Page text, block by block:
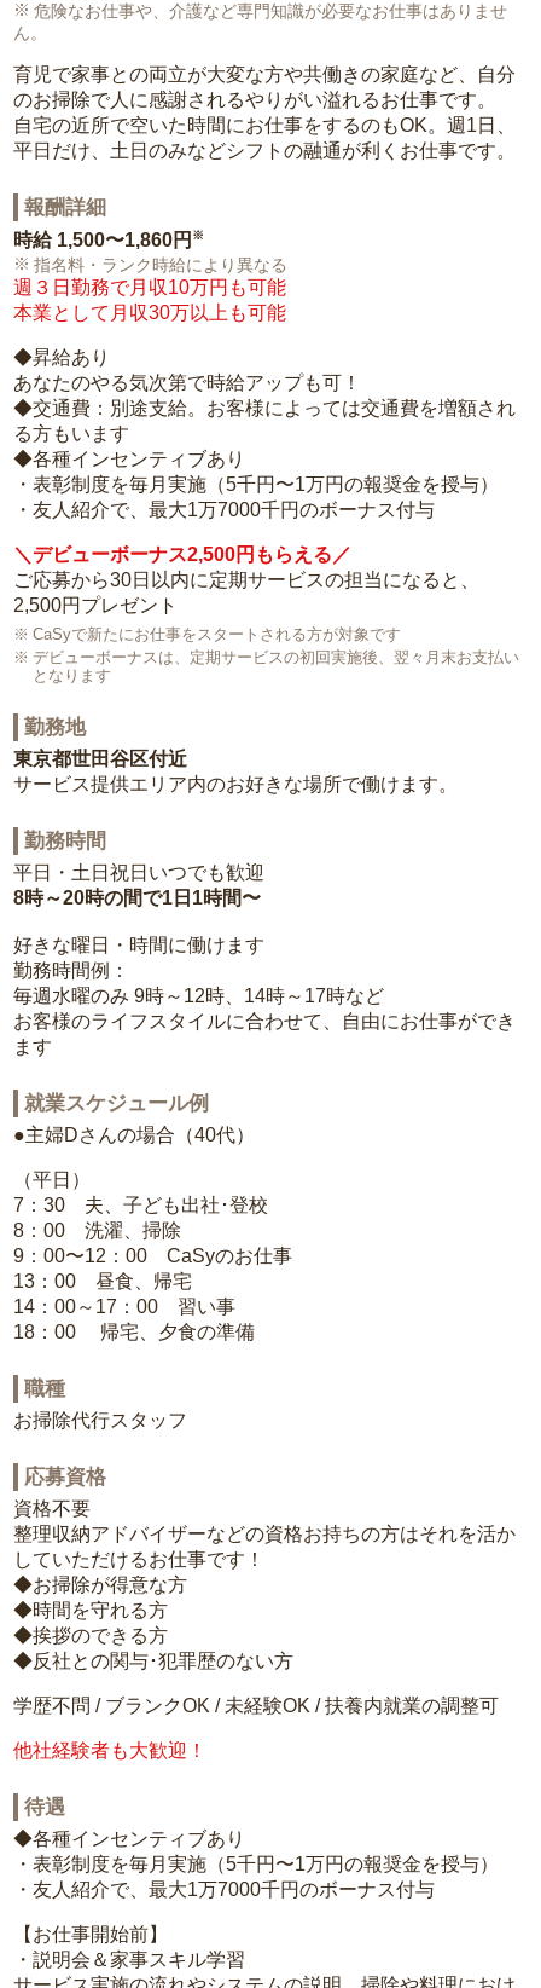
危険なお仕事や、介護など専門知識が必要なお仕事はありませ
ん。
育児で家事との両立が大変な方や共働きの家庭など、自分
のお掃除で人に感謝されるやりがい溢れるお仕事です。
自宅の近所で空いた時間にお仕事をするのもOK。週1日、
平日だけ、土日のみなどシフトの融通が利くお仕事です。
報酬詳細
時給 1,500〜1,860円 ※
指名料・ランク時給により異なる
週３日勤務で月収10万円も可能
本業として月収30万以上も可能
◆昇給あり
あなたのやる気次第で時給アップも可！
◆交通費：別途支給。お客様によっては交通費を増額され
る方もいます
◆各種インセンティブあり
・表彰制度を毎月実施（5千円〜1万円の報奨金を授与）
・友人紹介で、最大1万7000千円のボーナス付与
＼デビューボーナス2,500円もらえる／
ご応募から30日以内に定期サービスの担当になると、
2,500円プレゼント
CaSyで新たにお仕事をスタートされる方が対象です
デビューボーナスは、定期サービスの初回実施後、翌々月末お支払い
となります
勤務地
東京都世田谷区付近
サービス提供エリア内のお好きな場所で働けます。
勤務時間
平日・土日祝日いつでも歓迎
8時～20時の間で1日1時間〜
好きな曜日・時間に働けます
勤務時間例：
毎週水曜のみ 9時～12時、14時～17時など
お客様のライフスタイルに合わせて、自由にお仕事ができ
ます
就業スケジュール例
●主婦Dさんの場合（40代）
（平日）
7：30 夫、子ども出社･登校
8：00 洗濯、掃除
9：00〜12：00 CaSyのお仕事
13：00 昼食、帰宅
14：00～17：00 習い事
18：00 帰宅、夕食の準備
職種
お掃除代行スタッフ
応募資格
資格不要
整理収納アドバイザーなどの資格お持ちの方はそれを活か
していただけるお仕事です！
◆お掃除が得意な方
◆時間を守れる方
◆挨拶のできる方
◆反社との関与･犯罪歴のない方
学歴不問 / ブランクOK / 未経験OK / 扶養内就業の調整可
他社経験者も大歓迎！
待遇
◆各種インセンティブあり
・表彰制度を毎月実施（5千円〜1万円の報奨金を授与）
・友人紹介で、最大1万7000千円のボーナス付与
【お仕事開始前】
・説明会＆家事スキル学習